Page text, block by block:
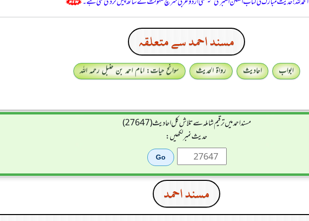
مسند احمد سے متعلقہ
ابواب احادیث رواۃ الحدیث
سوانح حیات: امام احمد بن حنبل رحمہ اللہ
مسند احمد میں ترقیم شاملہ سے تلاش کل احادیث (27647)
حدیث نمبر لکھیں:
مسند احمد